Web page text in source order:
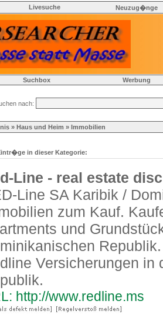
Livesuche Neuzug�nge
Suchbox Werbung
nach:
» Haus und Heim » Immobilien
in dieser Kategorie:
Line - real estate
Line SA Karibik /
zum Kauf.
und
Versicherungen in
http://www.redline.ms